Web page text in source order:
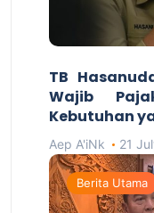
TB
Wajib
Kebutuhan
Aep A'iNk 21
Berita Utama